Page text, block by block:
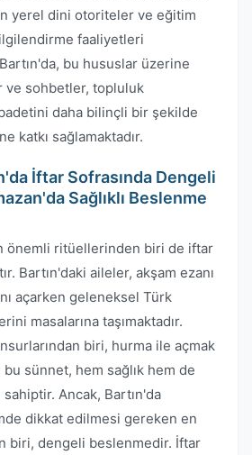
yerel dini otoriteler ve eğitim
faaliyetleri
bu hususlar üzerine
ve sohbetler, topluluk
daha bilinçli bir şekilde
katkı sağlamaktadır.
İftar Sofrasında Dengeli
Sağlıklı Beslenme
önemli ritüellerinden biri de iftar
Bartın'daki aileler, akşam ezanı
açarken geleneksel Türk
masalarına taşımaktadır.
biri, hurma ile açmak
sünnet, hem sağlık hem de
Ancak, Bartın'da
dikkat edilmesi gereken en
biri, dengeli beslenmedir. İftar